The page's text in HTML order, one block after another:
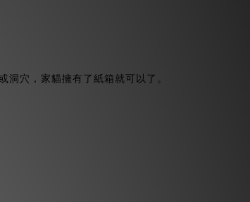
穴，家貓擁有了紙箱就可以了。